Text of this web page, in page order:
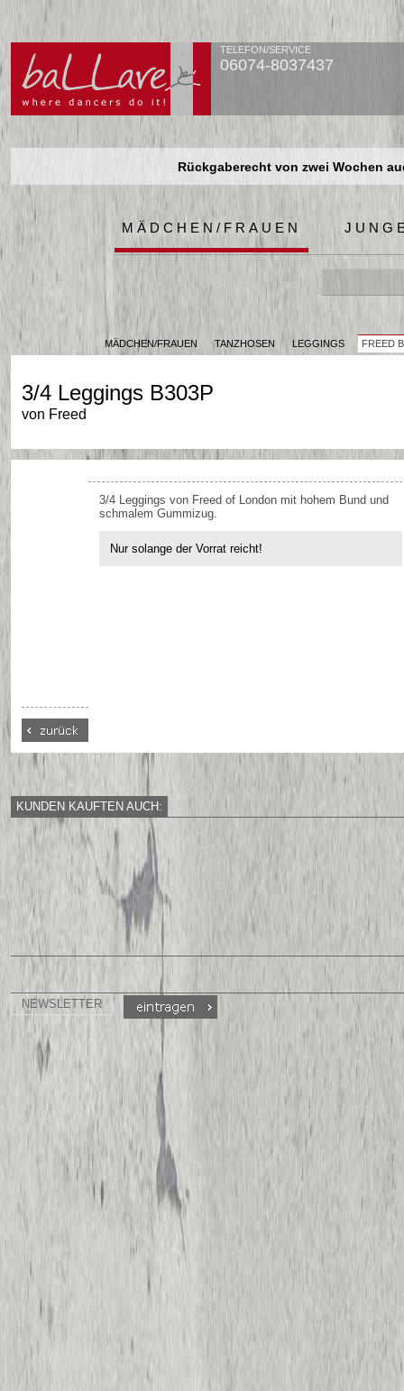
TELEFON/SERVICE
06074-8037437
Rückgaberecht von zwei Wochen
Rückgaberecht von zwei Wochen
MÄDCHEN/FRAUEN
MÄDCHEN/FRAUEN TANZHOSEN LEGGINGS FREED
3/4 Leggings B303P
von Freed
3/4 Leggings von Freed of London mit hohem Bund und
schmalem Gummizug.
Nur solange der Vorrat reicht!
KUNDEN KAUFTEN AUCH:
NEWSLETTER